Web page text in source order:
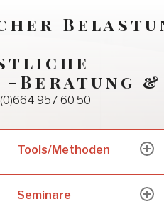
Beratung
957 60 50
Tools/Methoden
Seminare